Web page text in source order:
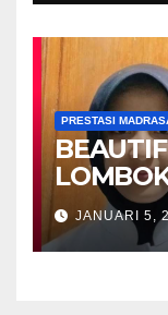
PRESTASI
PIDATO
JANUARI 5,